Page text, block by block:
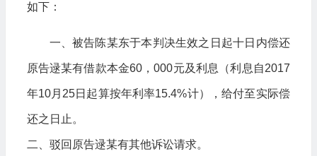
如下：
一、被告陈某东于本判决生效之日起十日内偿还
原告逯某有借款本金60，000元及利息（利息自2017
年10月25日起算按年利率15.4%计），给付至实际偿
还之日止。
二、驳回原告逯某有其他诉讼请求。